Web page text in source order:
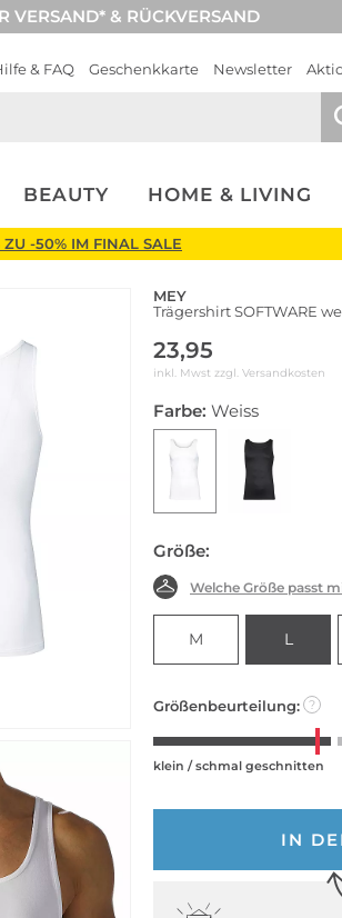
VERSAND* & RÜCKVERSAND
& FAQ Geschenkkarte Newsletter
BEAUTY HOME & LIVING
ZU -50% IM FINAL SALE
MEY
Trägershirt SOFTWARE
23,95
inkl. Mwst zzgl. Versandkosten
Farbe: Weiss
Größe:
Welche Größe passt
M L
Größenbeurteilung: ?
klein / schmal geschnitten
IN